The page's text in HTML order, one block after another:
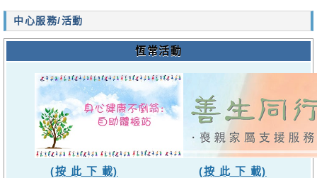
中心服務/活動
恆常活動
(按 此 下 載)
(按 此 下 載)